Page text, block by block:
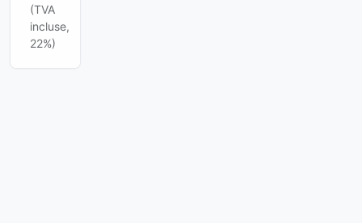
(TVA
incluse,
22%)